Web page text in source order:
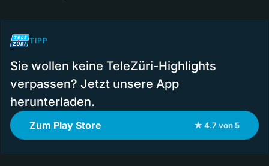
TIPP
Sie wollen keine TeleZüri-Highlights
verpassen? Jetzt unsere App
herunterladen.
Zum Play Store ★ 4.7 von 5